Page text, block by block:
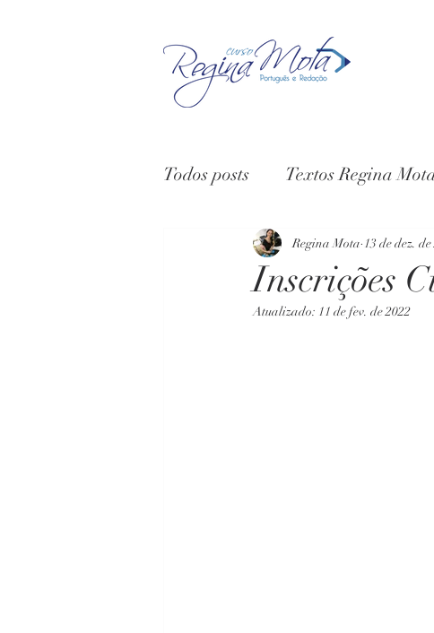
Todos posts Textos Regina
Depoimentos
Inscrições
Regina Mota 13 de dez. de
Atualizado: 11 de fev. de 2022